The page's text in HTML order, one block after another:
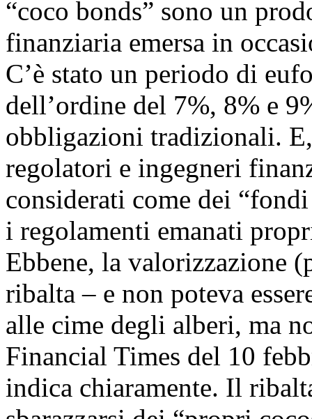
“coco bonds” sono un
finanziaria emersa in
C’è stato un periodo di
dell’ordine del 7%, 8% e
obbligazioni tradizionali.
regolatori e ingegneri
considerati come dei
i regolamenti emanati
Ebbene, la valorizzazione
ribalta – e non poteva
alle cime degli alberi, ma
Financial Times del 10
indica chiaramente. Il